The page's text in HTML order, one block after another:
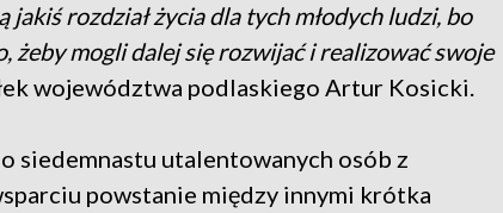
rozdział życia dla tych młodych ludzi, bo
żeby mogli dalej się rozwijać i realizować swoje
województwa podlaskiego Artur Kosicki.
siedemnastu utalentowanych osób z
powstanie między innymi krótka